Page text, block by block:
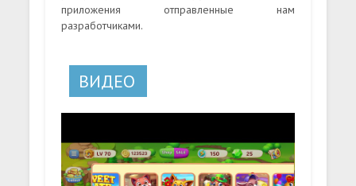
приложения отправленные нам
разработчиками.
ВИДЕО